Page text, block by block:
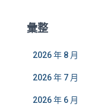
彙整
2026 年 8 月
2026 年 7 月
2026 年 6 月